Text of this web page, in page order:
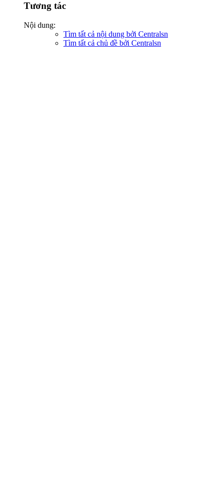
Tương tác
Nội dung:
Tìm tất cả nội dung bởi Centralsn
Tìm tất cả chủ đề bởi Centralsn